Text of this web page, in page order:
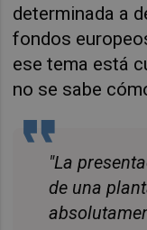
determinada a
fondos
ese tema está
no se sabe
"La
de una